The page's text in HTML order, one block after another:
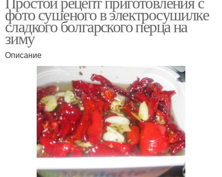
фото сушеного в электросушилке
сладкого болгарского перца на
зиму
Описание